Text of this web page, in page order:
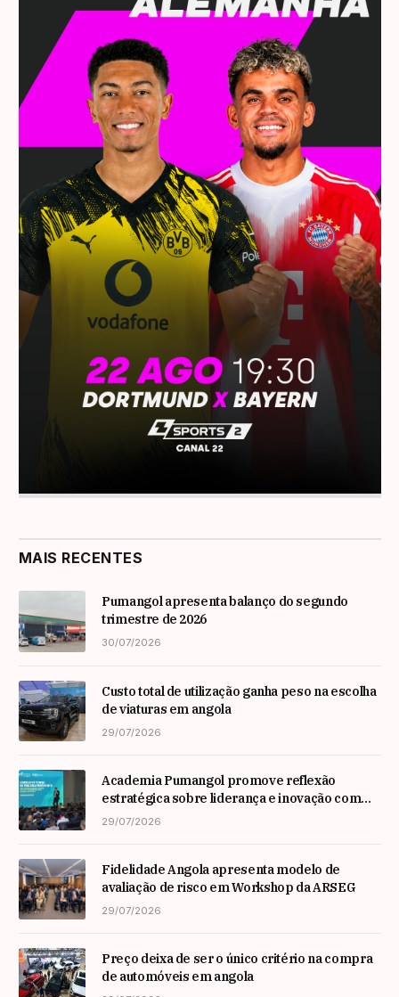
MAIS RECENTES
Pumangol apresenta balanço do segundo
trimestre de 2026
30/07/2026
Custo total de utilização ganha peso na escolha
de viaturas em angola
29/07/2026
Academia Pumangol promove reflexão
estratégica sobre liderança e inovação com
especialista internacional Nadim Habib
29/07/2026
Fidelidade Angola apresenta modelo de
avaliação de risco em Workshop da ARSEG
29/07/2026
Preço deixa de ser o único critério na compra
de automóveis em angola